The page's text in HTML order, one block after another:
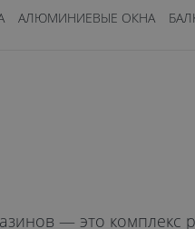
АЛЮМИНИЕВЫЕ ОКНА
— это комплекс